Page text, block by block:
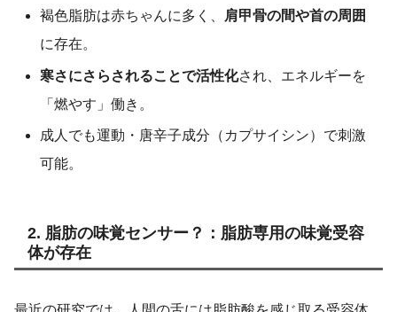
褐色脂肪は赤ちゃんに多く、 肩甲骨の間や首の周囲
に存在。
寒さにさらされることで活性化され、エネルギーを
「燃やす」働き。
成人でも運動・唐辛子成分（カプサイシン）で刺激
可能。
2. 脂肪の味覚センサー？：脂肪専用の味覚受容
体が存在